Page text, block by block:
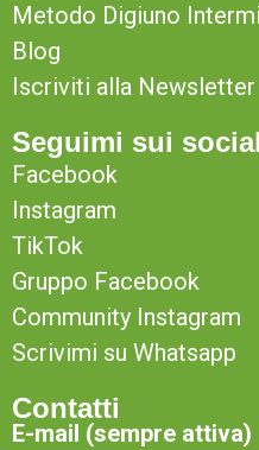
Metodo Digiuno
Blog
Iscriviti alla Newsletter
Seguimi sui social
Facebook
Instagram
TikTok
Gruppo Facebook
Community Instagram
Scrivimi su Whatsapp
Contatti
E-mail (sempre attiva)